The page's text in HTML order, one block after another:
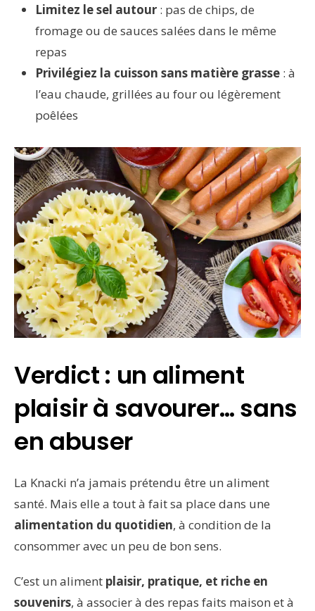
Limitez le sel autour : pas de chips, de
fromage ou de sauces salées dans le même
repas
Privilégiez la cuisson sans matière grasse : à
l’eau chaude, grillées au four ou légèrement
poêlées
Verdict : un aliment
plaisir à savourer… sans
en abuser
La Knacki n’a jamais prétendu être un aliment
santé. Mais elle a tout à fait sa place dans une
alimentation du quotidien, à condition de la
consommer avec un peu de bon sens.
C’est un aliment plaisir, pratique, et riche en
souvenirs, à associer à des repas faits maison et à